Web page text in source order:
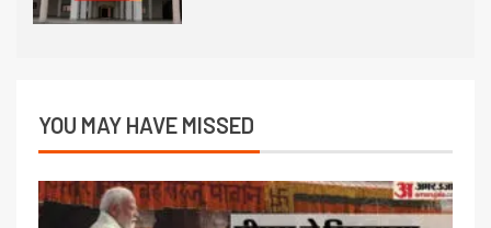
YOU MAY HAVE MISSED